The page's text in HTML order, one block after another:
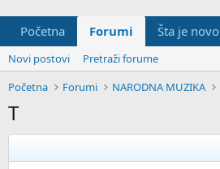
Početna Forumi Šta je novo
Novi postovi
Pretraži forume
Početna
Forumi NARODNA MUZIKA
T